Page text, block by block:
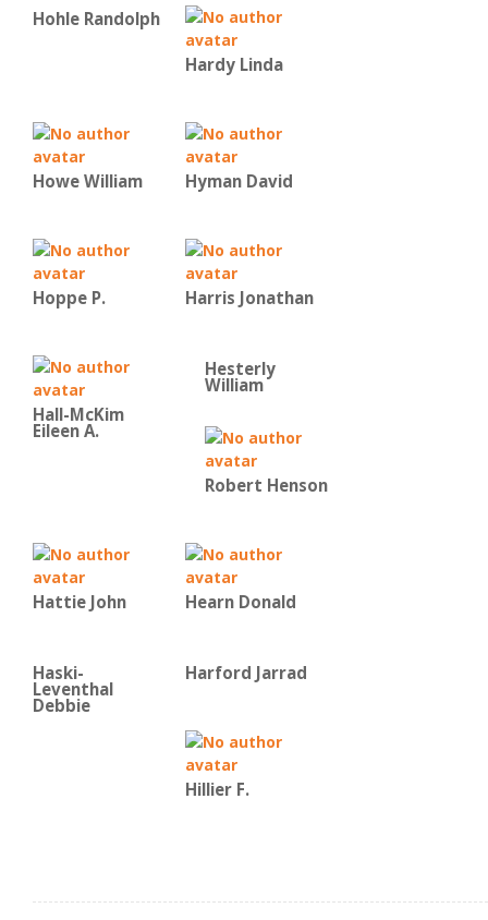
Hohle Randolph
Hardy Linda
Howe William Hyman David
Hoppe P. Harris Jonathan
Hall-McKim
Eileen A.
Hesterly
William
Robert Henson
Hattie John Hearn Donald
Haski-
Leventhal
Debbie
Harford Jarrad
Hillier F.